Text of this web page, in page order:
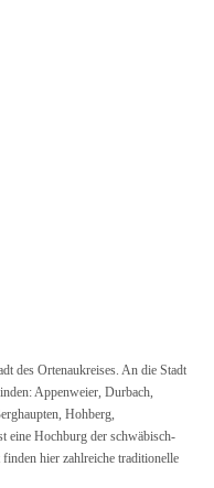
des Ortenaukreises. An die Stadt
Appenweier, Durbach,
Hohberg,
eine Hochburg der schwäbisch-
hier zahlreiche traditionelle